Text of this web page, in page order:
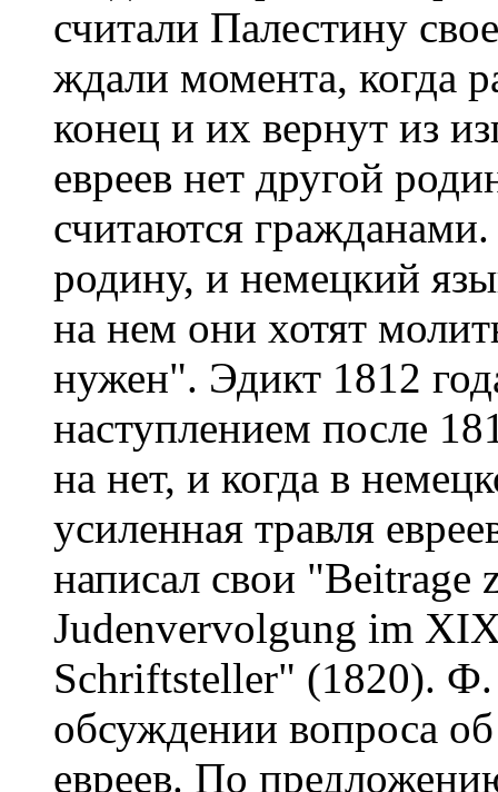
считали Палестину
ждали момента, когда
конец и их вернут из
евреев нет другой
считаются
родину, и немецкий
на нем они хотят
нужен". Эдикт 1812
наступлением после
на нет, и когда в
усиленная травля
написал свои "Beitrage
Judenvervolgung im
Schriftsteller" (1820). Ф.
обсуждении вопроса
евреев. По